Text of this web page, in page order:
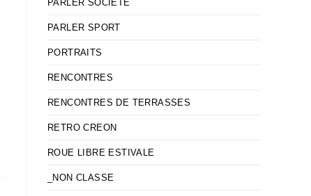
PARLER SOCIETE
PARLER SPORT
PORTRAITS
RENCONTRES
RENCONTRES DE TERRASSES
RETRO CREON
ROUE LIBRE ESTIVALE
_NON CLASSE